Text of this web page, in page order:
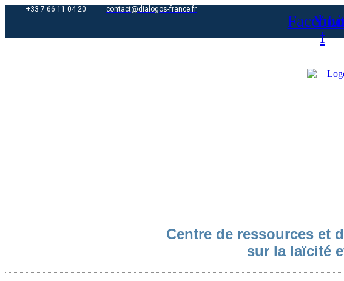
+33 7 66 11 04 20 contact@dialogos-france.fr
f
Centre de ressources et
sur la laïcité